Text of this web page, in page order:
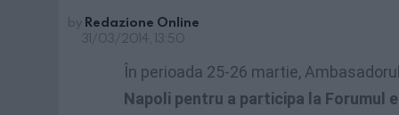
by Redazione Online
31/03/2014, 13:50
În perioada 25-26 martie,
Napoli pentru a participa la Forumul